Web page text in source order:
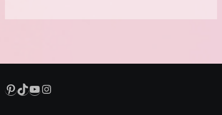
Pinterest
TikTok
YouTube
Instagram